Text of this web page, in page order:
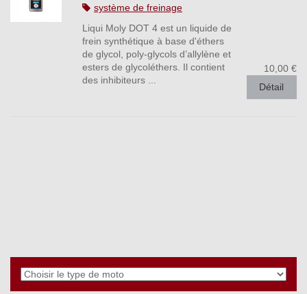
système de freinage
Liqui Moly DOT 4 est un liquide de
frein synthétique à base d'éthers
de glycol, poly-glycols d’allylène et
esters de glycoléthers. Il contient
des inhibiteurs ...
10,00 €
Détail